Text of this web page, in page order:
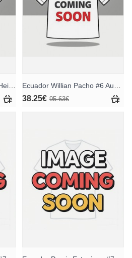
Ecuador Willian Pacho #6 Heimtrikot WM 2026 Kurzarm Ecuador Willian Pacho #6 Auswärtstrikot WM 2026 Kurzarm
38.25€ 95.63€